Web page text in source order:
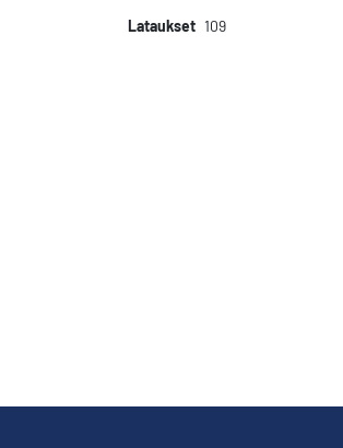
Lataukset 109